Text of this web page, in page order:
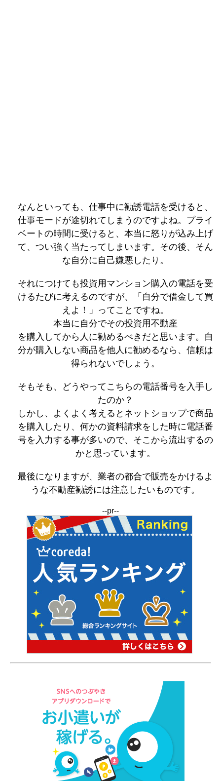
なんといっても、仕事中に勧誘電話を受けると、
仕事モードが途切れてしまうのですよね。プライ
ベートの時間に受けると、本当に怒りが込み上げ
て、つい強く当たってしまいます。その後、そん
な自分に自己嫌悪したり。
それにつけても投資用マンション購入の電話を受
けるたびに考えるのですが、「自分で借金して買
えよ！」ってことですね。
本当に自分でその投資用不動産
を購入してから人に勧めるべきだと思います。自
分が購入しない商品を他人に勧めるなら、信頼は
得られないでしょう。
そもそも、どうやってこちらの電話番号を入手し
たのか？
しかし、よくよく考えるとネットショップで商品
を購入したり、何かの資料請求をした時に電話番
号を入力する事が多いので、そこから流出するの
かと思っています。
最後になりますが、業者の都合で販売をかけるよ
うな不動産勧誘には注意したいものです。
--pr--